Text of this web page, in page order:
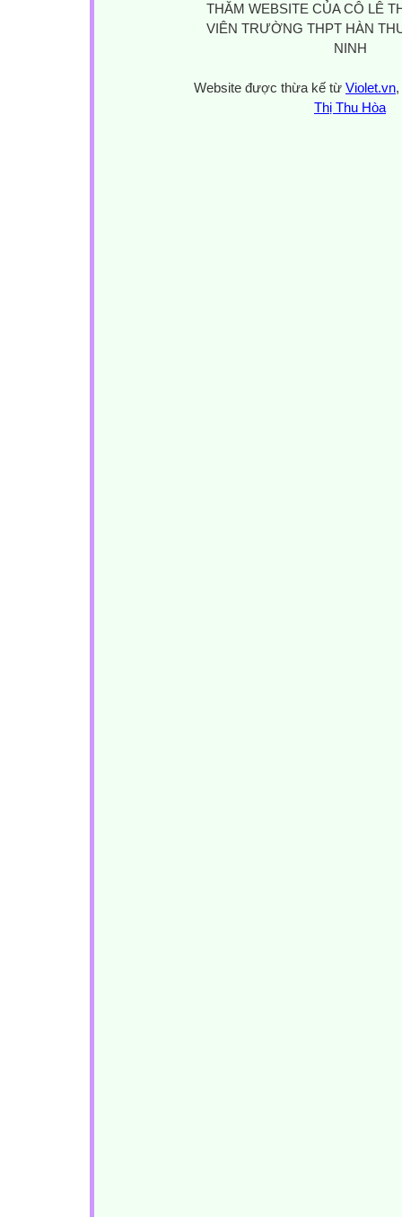
THĂM WEBSITE CỦA CÔ LÊ
VIÊN TRƯỜNG THPT HÀN
NINH
Website được thừa kế từ Violet.vn
Thị Thu Hòa